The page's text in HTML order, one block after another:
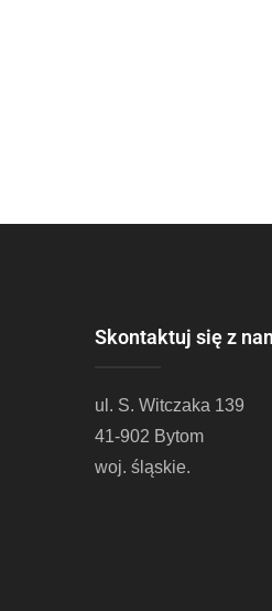
Skontaktuj się z
ul. S. Witczaka 139
41-902 Bytom
woj. śląskie.